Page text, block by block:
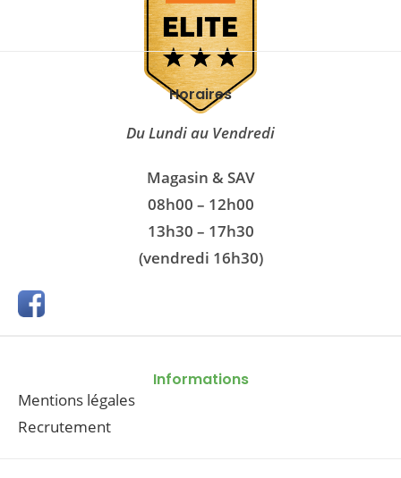
Horaires
Du Lundi au Vendredi
Magasin & SAV
08h00 – 12h00
13h30 – 17h30
(vendredi 16h30)
Informations
Mentions légales
Recrutement